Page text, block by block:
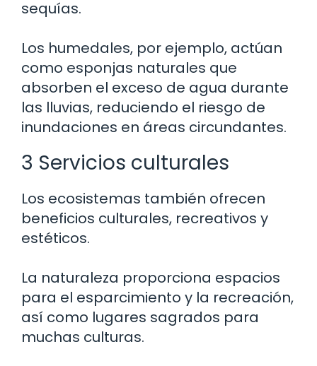
sequías.
Los humedales, por ejemplo, actúan
como esponjas naturales que
absorben el exceso de agua durante
las lluvias, reduciendo el riesgo de
inundaciones en áreas circundantes.
3 Servicios culturales
Los ecosistemas también ofrecen
beneficios culturales, recreativos y
estéticos.
La naturaleza proporciona espacios
para el esparcimiento y la recreación,
así como lugares sagrados para
muchas culturas.